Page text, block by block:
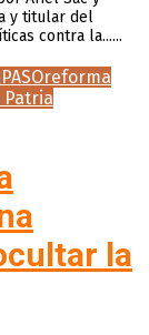
y titular del
contra la......
PASOreforma
Patria
la